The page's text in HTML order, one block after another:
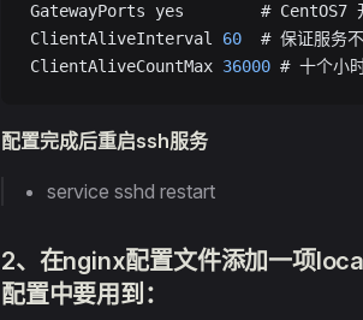
GatewayPorts yes        # CentOS7
ClientAliveInterval 60
# 保证服务
ClientAliveCountMax 36000 # 十个小
配置完成后重启ssh服务
service sshd restart
2、在nginx配置文件添加一项
配置中要用到：